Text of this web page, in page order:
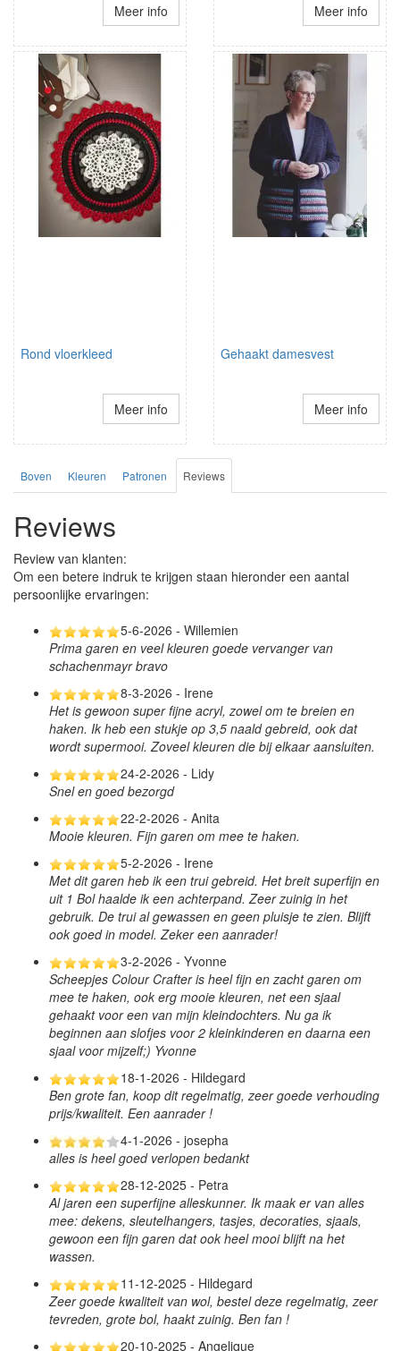
Meer info Meer info
Rond vloerkleed
Meer info
Gehaakt damesvest
Meer info
Boven Kleuren Patronen Reviews
Reviews
Review van klanten:
Om een betere indruk te krijgen staan hieronder een aantal
persoonlijke ervaringen:
5-6-2026 - Willemien
Prima garen en veel kleuren goede vervanger van
schachenmayr bravo
8-3-2026 - Irene
Het is gewoon super fijne acryl, zowel om te breien en
haken. Ik heb een stukje op 3,5 naald gebreid, ook dat
wordt supermooi. Zoveel kleuren die bij elkaar aansluiten.
24-2-2026 - Lidy
Snel en goed bezorgd
22-2-2026 - Anita
Mooie kleuren. Fijn garen om mee te haken.
5-2-2026 - Irene
Met dit garen heb ik een trui gebreid. Het breit superfijn en
uit 1 Bol haalde ik een achterpand. Zeer zuinig in het
gebruik. De trui al gewassen en geen pluisje te zien. Blijft
ook goed in model. Zeker een aanrader!
3-2-2026 - Yvonne
Scheepjes Colour Crafter is heel fijn en zacht garen om
mee te haken, ook erg mooie kleuren, net een sjaal
gehaakt voor een van mijn kleindochters. Nu ga ik
beginnen aan slofjes voor 2 kleinkinderen en daarna een
sjaal voor mijzelf;) Yvonne
18-1-2026 - Hildegard
Ben grote fan, koop dit regelmatig, zeer goede verhouding
prijs/kwaliteit. Een aanrader !
4-1-2026 - josepha
alles is heel goed verlopen bedankt
28-12-2025 - Petra
Al jaren een superfijne alleskunner. Ik maak er van alles
mee: dekens, sleutelhangers, tasjes, decoraties, sjaals,
gewoon een fijn garen dat ook heel mooi blijft na het
wassen.
11-12-2025 - Hildegard
Zeer goede kwaliteit van wol, bestel deze regelmatig, zeer
tevreden, grote bol, haakt zuinig. Ben fan !
20-10-2025 - Angelique